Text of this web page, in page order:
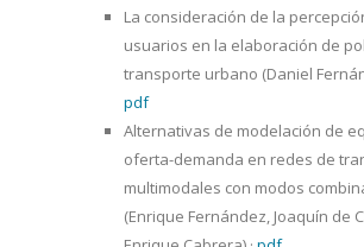
La consideración de la
usuarios en la elaboración de
transporte urbano (Daniel
pdf
Alternativas de modelación de
oferta-demanda en redes de
multimodales con modos
(Enrique Fernández, Joaquín de